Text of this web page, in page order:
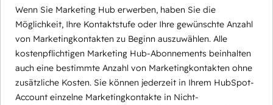
Wenn Sie Marketing Hub erwerben, haben Sie die
Möglichkeit, Ihre Kontaktstufe oder Ihre gewünschte Anzahl
von Marketingkontakten zu Beginn auszuwählen. Alle
kostenpflichtigen Marketing Hub-Abonnements beinhalten
auch eine bestimmte Anzahl von Marketingkontakten ohne
zusätzliche Kosten. Sie können jederzeit in Ihrem HubSpot-
Account einzelne Marketingkontakte in Nicht-